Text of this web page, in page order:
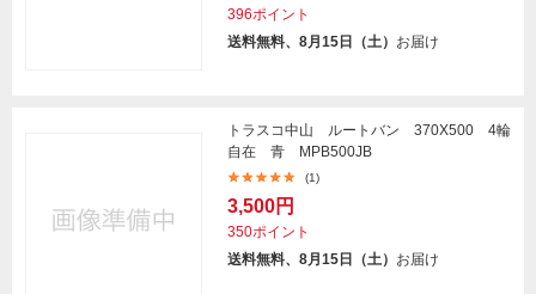
396ポイント
送料無料、8月15日（土） お届け
トラスコ中山 ルートバン 370X500 4輪
自在 青 MPB500JB
(1)
3,500円
350ポイント
送料無料、8月15日（土） お届け